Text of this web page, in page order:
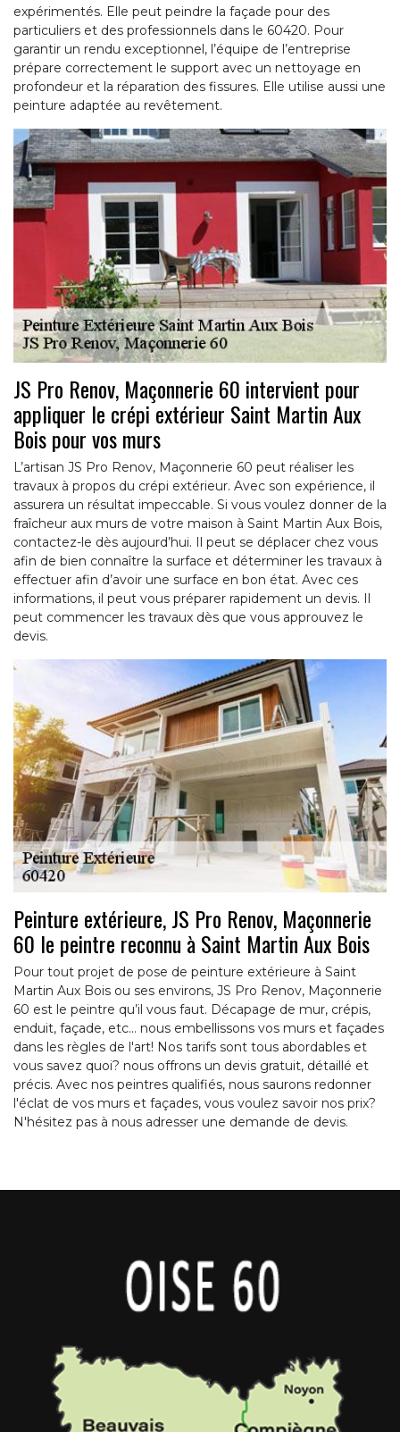
expérimentés. Elle peut peindre la façade pour des
particuliers et des professionnels dans le 60420. Pour
garantir un rendu exceptionnel, l’équipe de l’entreprise
prépare correctement le support avec un nettoyage en
profondeur et la réparation des fissures. Elle utilise aussi une
peinture adaptée au revêtement.
JS Pro Renov, Maçonnerie 60 intervient pour
appliquer le crépi extérieur Saint Martin Aux
Bois pour vos murs
L’artisan JS Pro Renov, Maçonnerie 60 peut réaliser les
travaux à propos du crépi extérieur. Avec son expérience, il
assurera un résultat impeccable. Si vous voulez donner de la
fraîcheur aux murs de votre maison à Saint Martin Aux Bois,
contactez-le dès aujourd’hui. Il peut se déplacer chez vous
afin de bien connaître la surface et déterminer les travaux à
effectuer afin d’avoir une surface en bon état. Avec ces
informations, il peut vous préparer rapidement un devis. Il
peut commencer les travaux dès que vous approuvez le
devis.
Peinture extérieure, JS Pro Renov, Maçonnerie
60 le peintre reconnu à Saint Martin Aux Bois
Pour tout projet de pose de peinture extérieure à Saint
Martin Aux Bois ou ses environs, JS Pro Renov, Maçonnerie
60 est le peintre qu’il vous faut. Décapage de mur, crépis,
enduit, façade, etc... nous embellissons vos murs et façades
dans les règles de l'art! Nos tarifs sont tous abordables et
vous savez quoi? nous offrons un devis gratuit, détaillé et
précis. Avec nos peintres qualifiés, nous saurons redonner
l'éclat de vos murs et façades, vous voulez savoir nos prix?
N'hésitez pas à nous adresser une demande de devis.